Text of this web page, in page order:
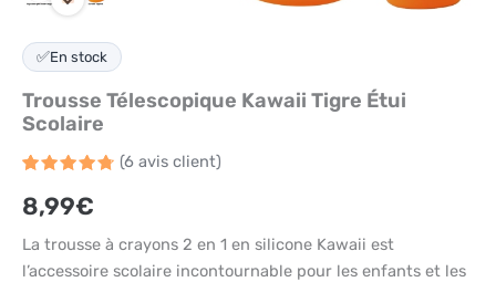
✅En stock
Trousse Télescopique Kawaii Tigre Étui
Scolaire
sur 5
basé
notations
client
(6avis client)
8,99€
La trousse à crayons 2 en 1 en silicone Kawaii est
l’accessoire scolaire incontournable pour les enfants et les